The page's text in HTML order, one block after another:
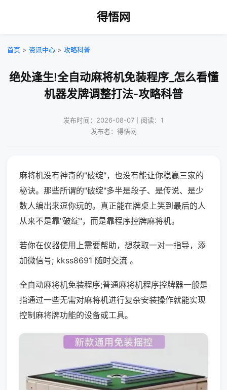
得悟网
首页 > 资讯中心 > 攻略科普
绝处逢生!全自动麻将机免装程序_怎么看懂
机器发牌调整打法-攻略科普
发布时间：2026-08-07｜阅读：1
发布者：得悟网
麻将机没有神奇的"破绽"，也没有能让你稳赢三家的
秘诀。那些所谓的"破绽"多半是段子、是传说、是少
数人编出来逗你玩的。真正能在牌桌上笑到最后的人
从来不是靠"破绽"，而是靠程序控牌麻将机。
若你在仪器使用上需要帮助，想获取一对一指导，添
加微信号; kkss8691 随时交流 。
全自动麻将机免装程序;普通麻将机程序控牌器一般是
指通过一些无需对麻将机进行复杂安装操作就能实现
控制麻将牌功能的设备或工具。